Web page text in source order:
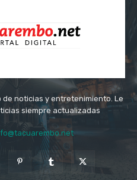
noticias y entretenimiento. Le
siempre actualizadas